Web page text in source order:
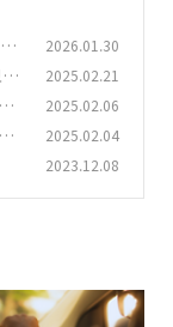
2026.01.30
2025.02.21
2025.02.06
2025.02.04
2023.12.08